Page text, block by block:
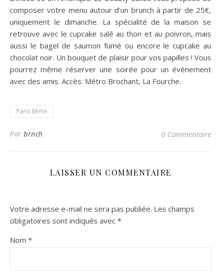
composer votre menu autour d’un brunch à partir de 25€,
uniquement le dimanche. La spécialité de la maison se
retrouve avec le cupcake salé au thon et au poivron, mais
aussi le bagel de saumon fumé ou encore le cupcake au
chocolat noir. Un bouquet de plaisir pour vos papilles ! Vous
pourrez même réserver une soirée pour un évènement
avec des amis. Accès: Métro Brochant, La Fourche.
Paris 8ème
Par brnch 0 Commentaire
LAISSER UN COMMENTAIRE
Votre adresse e-mail ne sera pas publiée. Les champs
obligatoires sont indiqués avec *
Nom *